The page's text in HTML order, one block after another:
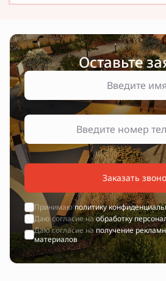
Оставьте
Заказать
Принимаюполитику
Даю согласие наобработку
Даю согласие наполучение
материалов